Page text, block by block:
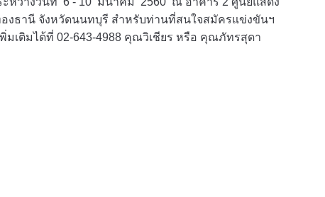
งธานี จังหวัดนนทบุรี สำหรับท่านที่สนใจสมัครแข่งขันฯ
มเติมได้ที่ 02-643-4988 คุณวิเชียร หรือ คุณภัทรสุดา